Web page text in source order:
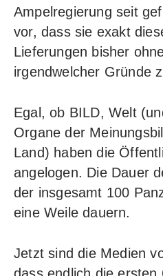
Ampelregierung seit
vor, dass sie exakt
Lieferungen bisher
irgendwelcher Gründe
Egal, ob BILD, Welt
Organe der
Land) haben die
angelogen. Die Dauer
der insgesamt 100
eine Weile dauern.
Jetzt sind die Medien
dass endlich die ersten